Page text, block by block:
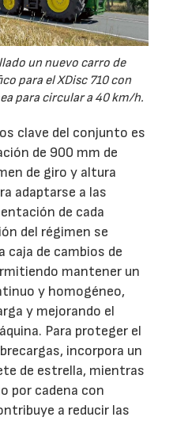
un nuevo carro de
para el XDisc 710 con
para circular a 40 km/h.
clave del conjunto es
de 900 mm de
de giro y altura
adaptarse a las
de cada
del régimen se
caja de cambios de
mantener un
y homogéneo,
y mejorando el
Para proteger el
incorpora un
de estrella, mientras
por cadena con
a reducir las